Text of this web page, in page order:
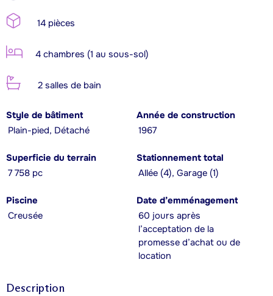
14 pièces
4 chambres (1 au sous-sol)
2 salles de bain
Style de bâtiment
Plain-pied, Détaché
Année de construction
1967
Superficie du terrain
7 758 pc
Stationnement total
Allée (4), Garage (1)
Piscine
Creusée
Date d’emménagement
60 jours après
l’acceptation de la
promesse d’achat ou de
location
Description